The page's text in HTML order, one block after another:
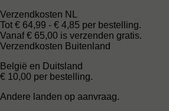
Verzendkosten NL
Tot € 64,99 - € 4,85 per bestelling.
Vanaf € 65,00 is verzenden gratis.
Verzendkosten Buitenland
België en Duitsland
€ 10,00 per bestelling.
Andere landen op aanvraag.